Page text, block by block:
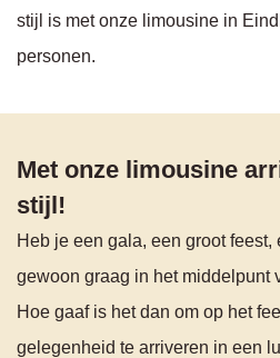
stijl is met onze limousine in
personen.
Met onze limousine
stijl!
Heb je een gala, een groot feest,
gewoon graag in het middelpunt
Hoe gaaf is het dan om op het
gelegenheid te arriveren in een